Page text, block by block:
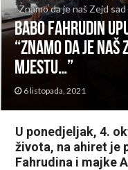
“Znamo da je naš Zejd
Babo Fahrudin
“Znamo da je
mjestu…”
6 listopada, 2021
U ponedjeljak, 4.
života, na ahiret je
Fahrudina i majke